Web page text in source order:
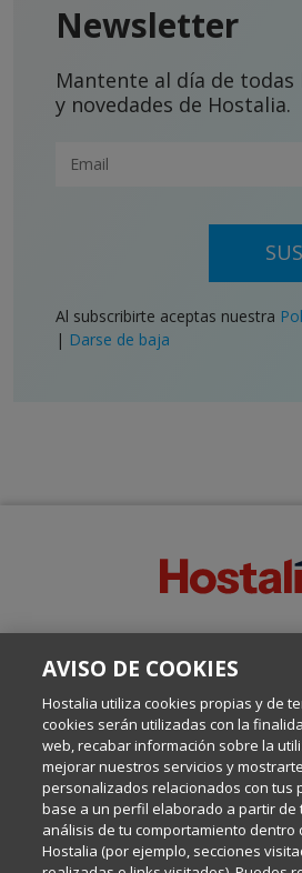
Newsletter
Mantente al día de todas
y novedades de Hostalia.
Al subscribirte aceptas nuestra
| Darse de baja
Escrito por el equipo de
Internet y
Política de
Política de
AVISO DE COOKIES
Hostalia utiliza cookies propias y de
cookies serán utilizadas con la
web, recabar información sobre la
mejorar nuestros servicios y
personalizados relacionados con tus
base a un perfil elaborado a partir de
análisis de tu comportamiento dentro
Hostalia (por ejemplo, secciones